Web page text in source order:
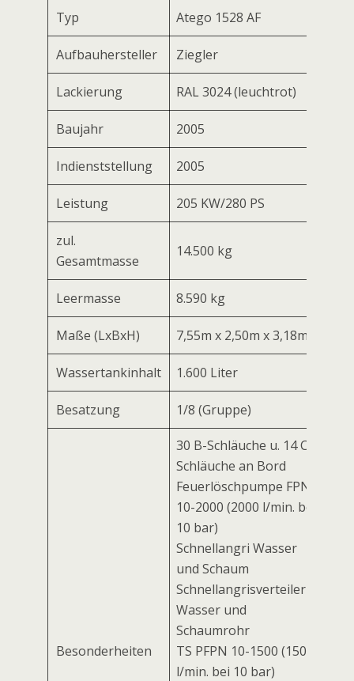
Typ Atego 1528 AF
Aufbauhersteller Ziegler
Lackierung RAL 3024 (leuchtrot)
Baujahr 2005
Indienststellung 2005
Leistung 205 KW/280 PS
zul.
Gesamtmasse
14.500 kg
Leermasse 8.590 kg
Maße (LxBxH) 7,55m x 2,50m x 3,18m
Wassertankinhalt 1.600 Liter
Besatzung 1/8 (Gruppe)
Besonderheiten
30 B-Schläuche u. 14 C-
Schläuche an Bord
Feuerlöschpumpe FPN
10-2000 (2000 l/min. bei
10 bar)
Schnellangriff Wasser
und Schaum
Schnellangriffsverteiler
Wasser und
Schaumrohr
TS PFPN 10-1500 (1500
l/min. bei 10 bar)